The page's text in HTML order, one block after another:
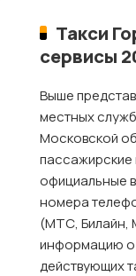
Такси
сервисы
Выше
местных
Московской
пассажирские
официальные
номера
(МТС, Билайн,
информацию о
действующих